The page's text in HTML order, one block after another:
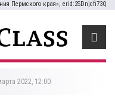
Пермского края», erid:2SDnjcfi73Q
2022, 12:00